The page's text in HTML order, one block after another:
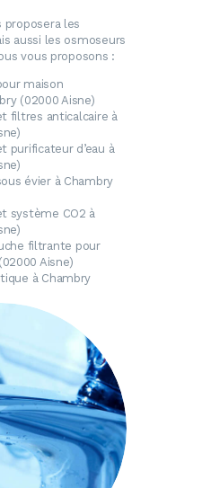
proposera les
aussi les osmoseurs
vous proposons :
maison
(02000 Aisne)
filtres anticalcaire à
purificateur d’eau à
évier à Chambry
système CO2 à
filtrante pour
Aisne)
à Chambry